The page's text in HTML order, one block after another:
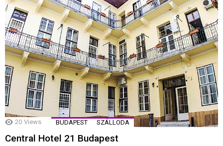
20 Views BUDAPEST SZÁLLODA
Central Hotel 21 Budapest